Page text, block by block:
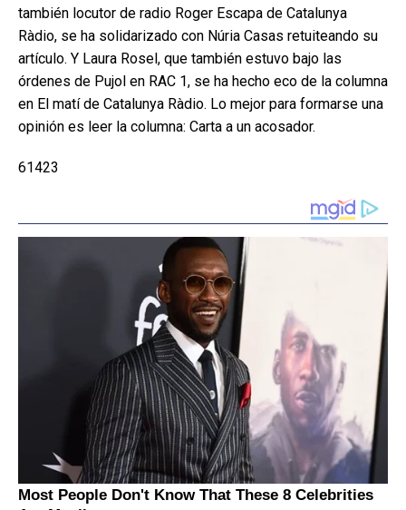
también locutor de radio Roger Escapa de Catalunya
Ràdio, se ha solidarizado con Núria Casas retuiteando su
artículo. Y Laura Rosel, que también estuvo bajo las
órdenes de Pujol en RAC 1, se ha hecho eco de la columna
en El matí de Catalunya Ràdio. Lo mejor para formarse una
opinión es leer la columna: Carta a un acosador.
61423